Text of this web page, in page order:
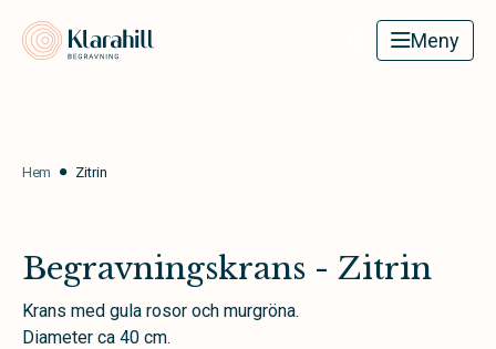
Meny
Hem Zitrin
Begravningskrans - Zitrin
Krans med gula rosor och murgröna.
Diameter ca 40 cm.